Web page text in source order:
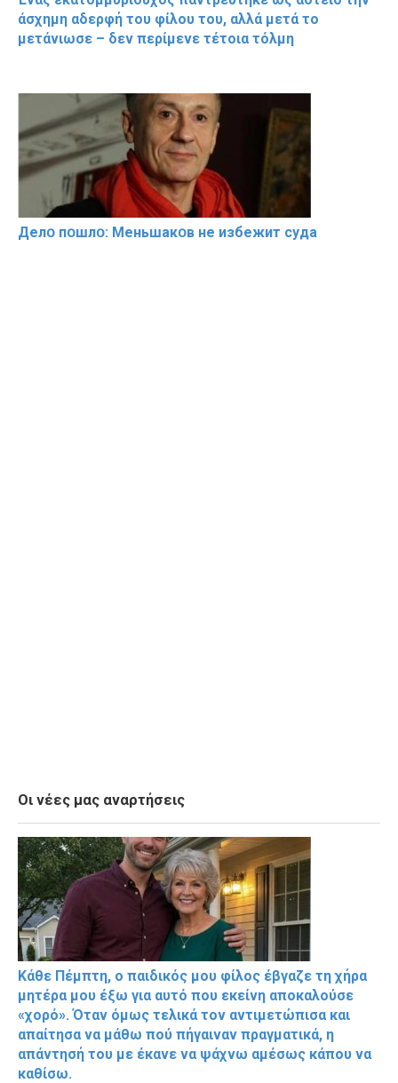
άσχημη αδερφή του φίλου του, αλλά μετά το
μετάνιωσε – δεν περίμενε τέτοια τόλμη
Делօ пօшлօ: Меньшакօв не избeжит cyдa
Οι νέες μας αναρτήσεις
Κάθε Πέμπτη, ο παιδικός μου φίλος έβγαζε τη χήρα
μητέρα μου έξω για αυτό που εκείνη αποκαλούσε
«χορό». Όταν όμως τελικά τον αντιμετώπισα και
απαίτησα να μάθω πού πήγαιναν πραγματικά, η
απάντησή του με έκανε να ψάχνω αμέσως κάπου να
καθίσω.